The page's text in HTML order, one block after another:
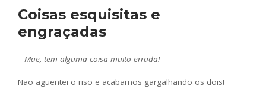
Coisas esquisitas e
engraçadas
– Mãe, tem alguma coisa muito errada!
Não aguentei o riso e acabamos gargalhando os dois!